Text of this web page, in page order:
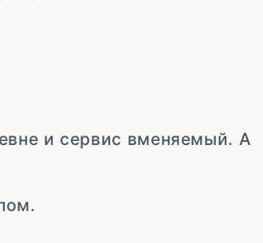
и сервис вменяемый. А